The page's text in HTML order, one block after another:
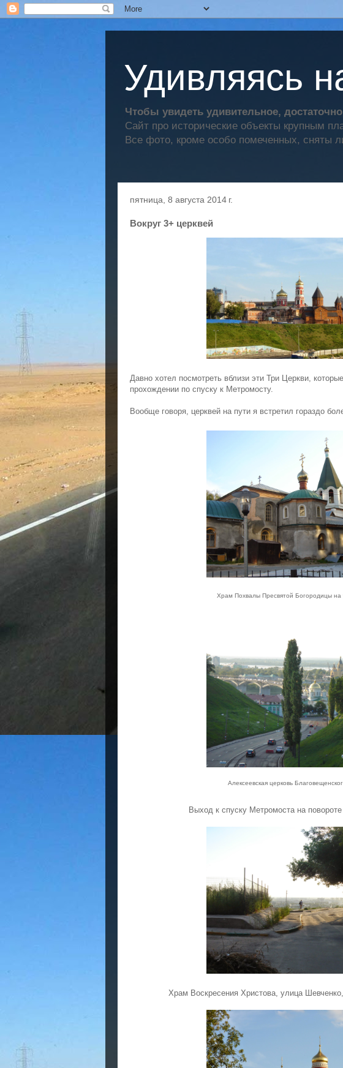
Удивляясь
Чтобы увидеть удивительное,
Сайт про исторические объекты крупным
Все фото, кроме особо помеченных, сняты
пятница, 8 августа 2014 г.
Вокруг 3+ церквей
Давно хотел посмотреть вблизи эти Три Церкви,
прохождении по спуску к Метромосту.
Вообще говоря, церквей на пути я встретил гораздо
Храм Похвалы Пресвятой Богородицы на
Алексеевская церковь
Выход к спуску Метромоста на
Храм Воскресения Христова, улица